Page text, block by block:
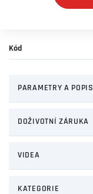
Kód
PARAMETRY A POPIS
DOŽIVOTNÍ ZÁRUKA
VIDEA
KATEGORIE